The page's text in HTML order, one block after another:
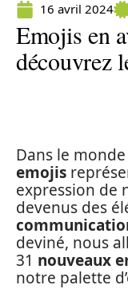
16 avril 2024
Emojis en
découvrez
Dans le
emojis
expression de
devenus des
deviné, nous
31 nouveaux
notre palette